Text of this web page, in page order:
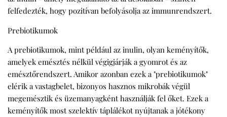
felfedezték, hogy pozitívan befolyásolja az immunrendszert.
Prebiotikumok
A prebiotikumok, mint például az inulin, olyan keményítők,
amelyek emésztés nélkül végigjárják a gyomrot és az
emésztőrendszert. Amikor azonban ezek a "prebiotikumok"
elérik a vastagbelet, bizonyos hasznos mikrobák végül
megemésztik és üzemanyagként használják fel őket. Ezek a
keményítők most szelektív táplálékot nyújtanak a jótékony